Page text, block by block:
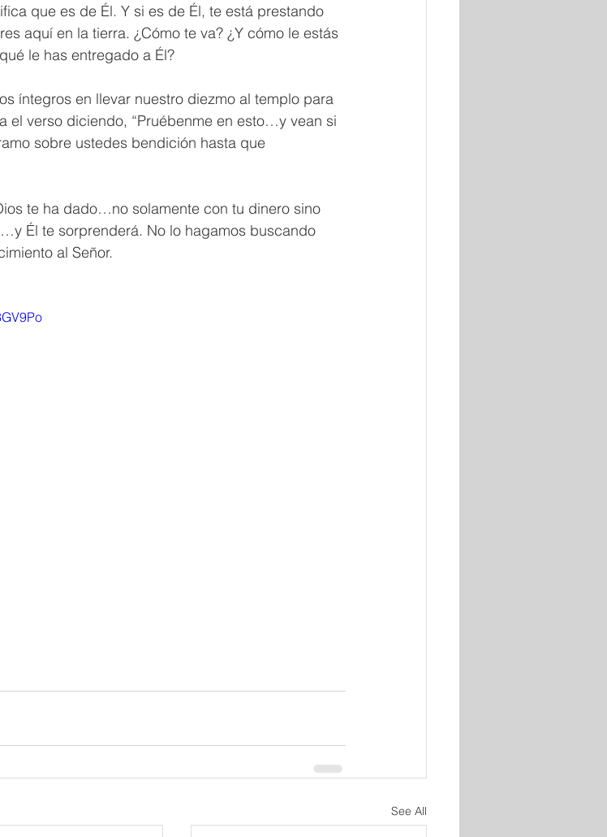
que es de Él. Y si es de Él, te está prestando
aquí en la tierra. ¿Cómo te va? ¿Y cómo le estás
le has entregado a Él?
íntegros en llevar nuestro diezmo al templo para
el verso diciendo, “Pruébenme en esto…y vean si
sobre ustedes bendición hasta que
te ha dado…no solamente con tu dinero sino
Él te sorprenderá. No lo hagamos buscando
al Señor.
See All